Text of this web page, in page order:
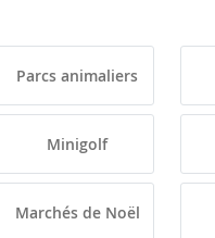
Parcs animaliers
Minigolf
Marchés de Noël